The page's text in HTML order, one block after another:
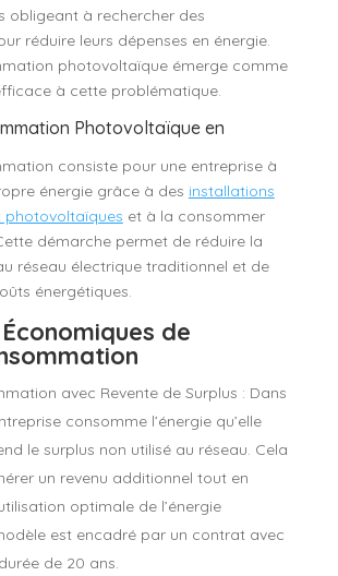
obligeant à rechercher des
réduire leurs dépenses en énergie.
photovoltaïque émerge comme
à cette problématique.
Photovoltaïque en
consiste pour une entreprise à
énergie grâce à des installations
photovoltaïques et à la consommer
démarche permet de réduire la
réseau électrique traditionnel et de
énergétiques.
de
avec Revente de Surplus : Dans
consomme l’énergie qu’elle
le surplus non utilisé au réseau. Cela
un revenu additionnel tout en
optimale de l’énergie
est encadré par un contrat avec
de 20 ans.